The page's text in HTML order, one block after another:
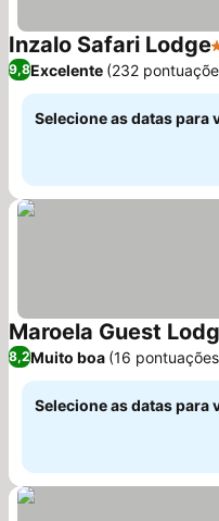
Inzalo Safari Lodge
9,8Excelente (232
Selecione as datas para
Maroela Guest
8,2Muito boa (16
Selecione as datas para